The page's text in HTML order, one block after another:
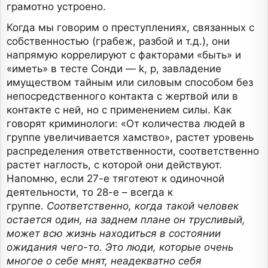
грамотно устроено.
Когда мы говорим о преступлениях, связанных с
собственностью (грабеж, разбой и т.д.), они
напрямую коррелируют с факторами «быть» и
«иметь» в тесте Сонди — k, p, завладение
имуществом тайным или силовым способом без
непосредственного контакта с жертвой или в
контакте с ней, но с применением силы. Как
говорят криминологи: «От количества людей в
группе увеличивается хамство», растет уровень
распределения ответственности, соответственно
растет наглость, с которой они действуют.
Напомню, если 27-е тяготеют к одиночной
деятельности, то 28-е – всегда к
группе. Соответственно, когда такой человек
остается один, на заднем плане он трусливый,
может всю жизнь находиться в состоянии
ожидания чего-то. Это люди, которые очень
многое о себе мнят, неадекватно себя